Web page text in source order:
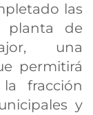
las
de
una
permitirá
fracción
y